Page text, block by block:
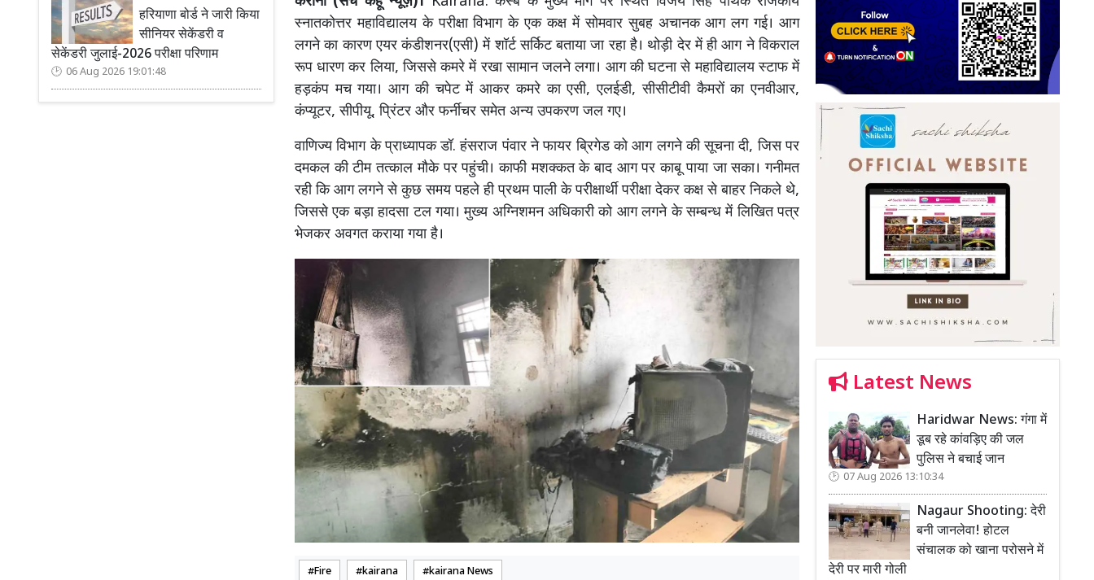
हरियाणा बोर्ड ने जारी किया
सीनियर सेकेंडरी व
सेकेंडरी जुलाई-2026 परीक्षा परिणाम
06 Aug 2026 19:01:48
स्नातकोत्तर महाविद्यालय के परीक्षा विभाग के एक कक्ष में सोमवार सुबह अचानक आग लग गई। आग
लगने का कारण एयर कंडीशनर(एसी) में शॉर्ट सर्किट बताया जा रहा है। थोड़ी देर में ही आग ने विकराल
रूप धारण कर लिया, जिससे कमरे में रखा सामान जलने लगा। आग की घटना से महाविद्यालय स्टाफ में
हड़कंप मच गया। आग की चपेट में आकर कमरे का एसी, एलईडी, सीसीटीवी कैमरों का एनवीआर,
कंप्यूटर, सीपीयू, प्रिंटर और फर्नीचर समेत अन्य उपकरण जल गए।
वाणिज्य विभाग के प्राध्यापक डॉ. हंसराज पंवार ने फायर ब्रिगेड को आग लगने की सूचना दी, जिस पर
दमकल की टीम तत्काल मौके पर पहुंची। काफी मशक्कत के बाद आग पर काबू पाया जा सका। गनीमत
रही कि आग लगने से कुछ समय पहले ही प्रथम पाली के परीक्षार्थी परीक्षा देकर कक्ष से बाहर निकले थे,
जिससे एक बड़ा हादसा टल गया। मुख्य अग्निशमन अधिकारी को आग लगने के सम्बन्ध में लिखित पत्र
भेजकर अवगत कराया गया है।
Fire kairana kairana News
Latest News
Haridwar News: गंगा में
डूब रहे कांवड़िए की जल
पुलिस ने बचाई जान
07 Aug 2026 13:10:34
Nagaur Shooting: देरी
बनी जानलेवा! होटल
संचालक को खाना परोसने में
देरी पर मारी गोली